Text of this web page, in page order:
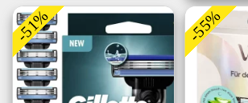
-51% -55%